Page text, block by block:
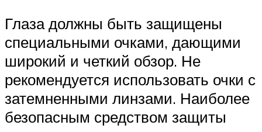
Глаза должны быть защищены
специальными очками, дающими
широкий и четкий обзор. Не
рекомендуется использовать очки с
затемненными линзами. Наиболее
безопасным средством защиты